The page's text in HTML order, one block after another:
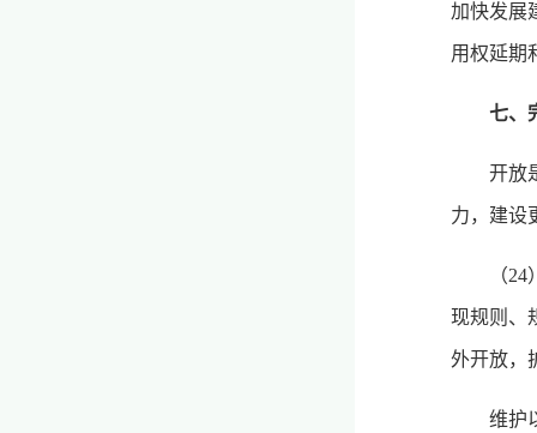
加快发展
用权延期
七、
开放
力，建设
（
现规则、
外开放，
维护